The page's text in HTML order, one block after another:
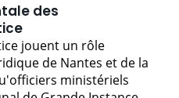
des
jouent un rôle
de Nantes et de la
ministériels